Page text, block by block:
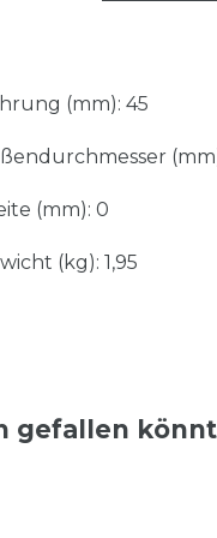
(mm): 45
(mm): 0
(kg): 1,95
gefallen